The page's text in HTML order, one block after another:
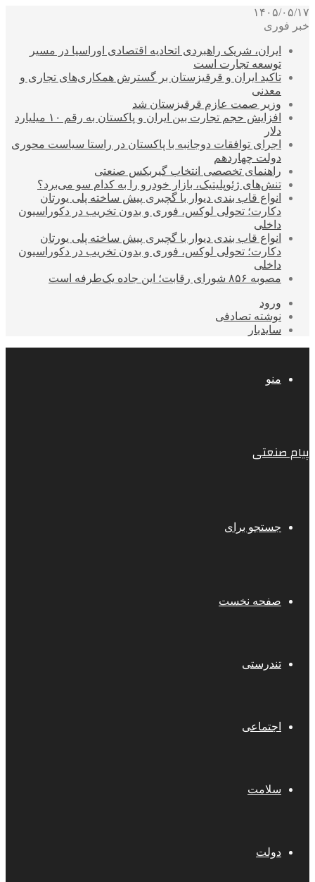
۱۴۰۵/۰۵/۱۷
خبر فوری
ایران، شریک راهبردی اتحادیه اقتصادی اوراسیا در مسیر
توسعه تجارت است
تاکید ایران و قرقیزستان بر گسترش همکاری‌های تجاری و
معدنی
وزیر صمت عازم قرقیزستان شد
افزایش حجم تجارت بین ایران و پاکستان به رقم ۱۰ میلیارد
دلار
اجرای توافقات دوجانبه با پاکستان در راستا سیاست محوری
دولت چهاردهم
راهنمای تخصصی انتخاب گیربکس صنعتی
تنش‌های ژئوپلیتیک، بازار خودرو را به کدام سو می‌برد؟
انواع قاب بندی دیوار با گچبری پیش ساخته پلی یورتان
دکارت؛ تحولی لوکس، فوری و بدون تخریب در دکوراسیون
داخلی
انواع قاب بندی دیوار با گچبری پیش ساخته پلی یورتان
دکارت؛ تحولی لوکس، فوری و بدون تخریب در دکوراسیون
داخلی
مصوبه ۸۵۶ شورای رقابت؛ این جاده یک‌طرفه است
ورود
نوشته تصادفی
سایدبار
منو
پیام صنعتی
جستجو برای
صفحه نخست
تندرستی
اجتماعی
سلامت
دولت